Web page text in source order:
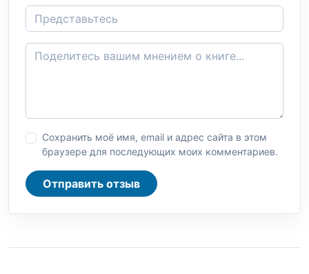
Сохранить моё имя, email и адрес сайта в этом
браузере для последующих моих комментариев.
Отправить отзыв